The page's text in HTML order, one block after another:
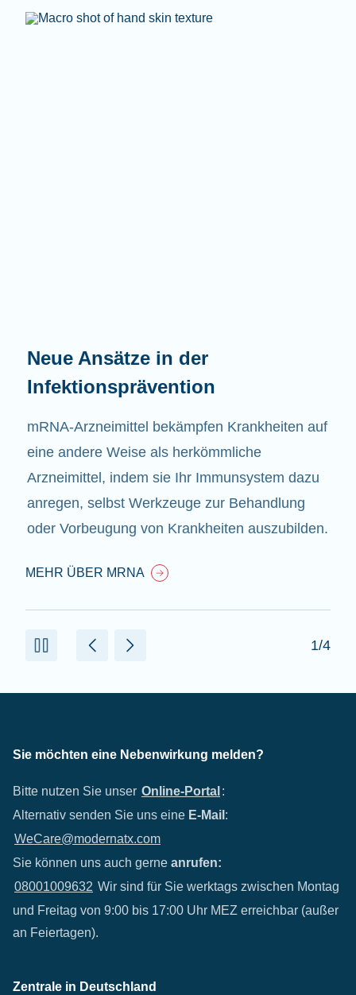
Neue Ansätze in der
Infektionsprävention
mRNA-Arzneimittel bekämpfen Krankheiten auf
eine andere Weise als herkömmliche
Arzneimittel, indem sie Ihr Immunsystem dazu
anregen, selbst Werkzeuge zur Behandlung
oder Vorbeugung von Krankheiten auszubilden.
MEHR ÜBER MRNA
1/4
Sie möchten eine Nebenwirkung melden?
Bitte nutzen Sie unser Online-Portal :
Alternativ senden Sie uns eine E-Mail :
WeCare@modernatx.com
Sie können uns auch gerne anrufen:
08001009632 Wir sind für Sie werktags zwischen Montag
und Freitag von 9:00 bis 17:00 Uhr MEZ erreichbar (außer
an Feiertagen).
Zentrale in Deutschland